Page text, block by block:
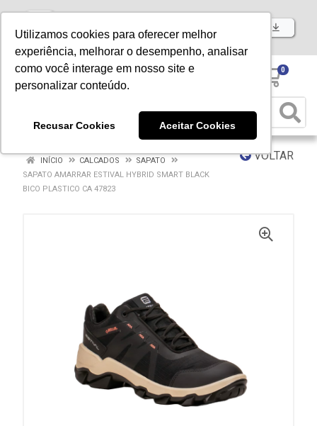
Utilizamos cookies para oferecer melhor
experiência, melhorar o desempenho, analisar
como você interage em nosso site e
personalizar conteúdo.
Recusar Cookies Aceitar Cookies
Baixe já nosso APP
0
VOLTAR
INÍCIO CALCADOS
SAPATO
SAPATO AMARRAR ESTIVAL HYBRID SMART BLACK
BICO PLASTICO CA 47823